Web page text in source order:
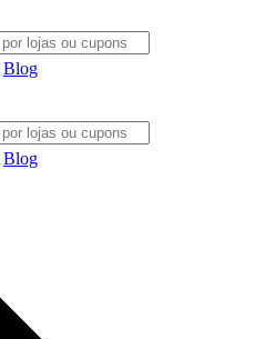
Blog
Blog